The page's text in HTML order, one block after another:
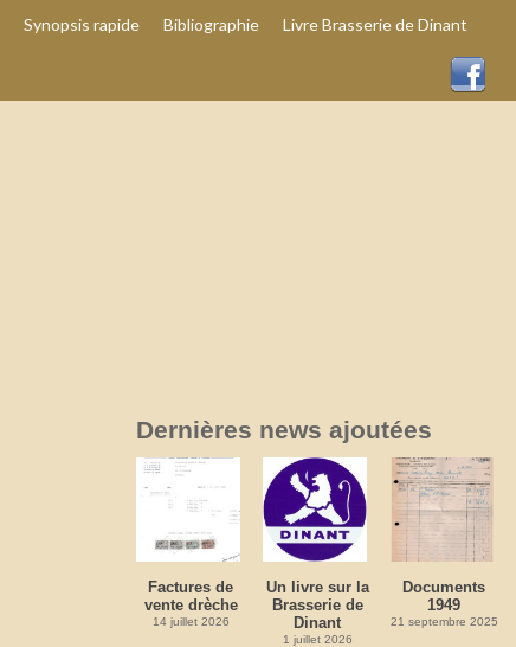
Synopsis rapide Bibliographie Livre Brasserie de Dinant
Dernières news ajoutées
Factures de
vente drèche
14 juillet 2026
Un livre sur la
Brasserie de
Dinant
1 juillet 2026
Documents
1949
21 septembre 2025